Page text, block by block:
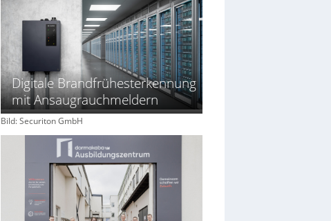
Digitale Brandfrühesterkennung
mit Ansaugrauchmeldern
Bild: Securiton GmbH